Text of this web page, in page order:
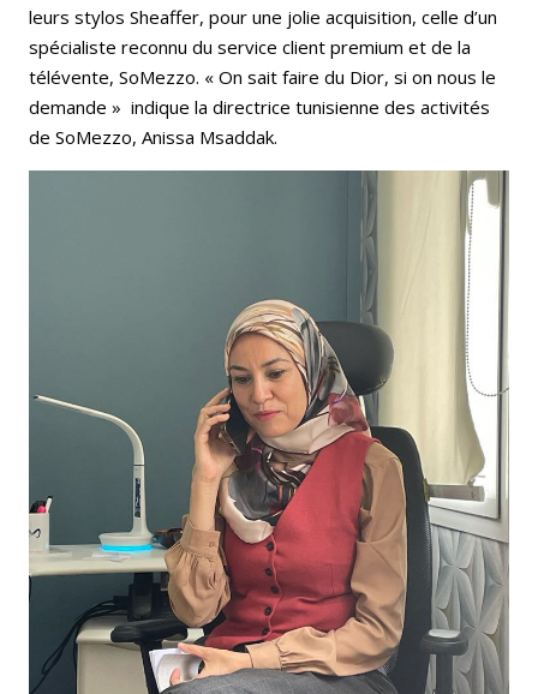
leurs stylos Sheaffer, pour une jolie acquisition, celle d’un
spécialiste reconnu du service client premium et de la
télévente, SoMezzo. « On sait faire du Dior, si on nous le
demande » indique la directrice tunisienne des activités
de SoMezzo, Anissa Msaddak.